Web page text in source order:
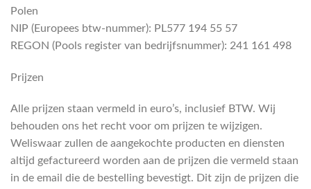
Polen
NIP (Europees btw-nummer): PL577 194 55 57
REGON (Pools register van bedrijfsnummer): 241 161 498
Prijzen
Alle prijzen staan vermeld in euro’s, inclusief BTW. Wij
behouden ons het recht voor om prijzen te wijzigen.
Weliswaar zullen de aangekochte producten en diensten
altijd gefactureerd worden aan de prijzen die vermeld staan
in de email die de bestelling bevestigt. Dit zijn de prijzen die